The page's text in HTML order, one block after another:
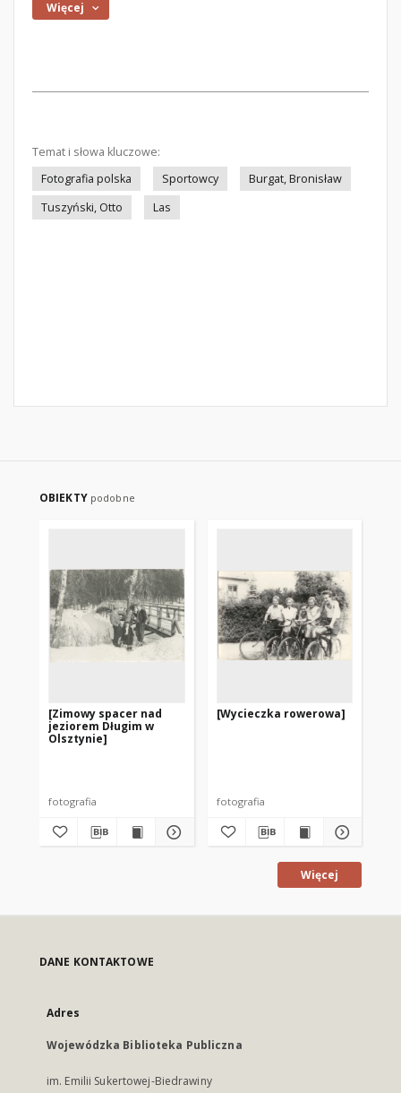
Więcej
Temat i słowa kluczowe:
Fotografia polska
Sportowcy
Burgat, Bronisław
Tuszyński, Otto
Las
OBIEKTY podobne
[Zimowy spacer nad
jeziorem Długim w
Olsztynie]
fotografia
[Wycieczka rowerowa]
fotografia
Więcej
DANE KONTAKTOWE
Adres
Wojewódzka Biblioteka Publiczna
im. Emilii Sukertowej-Biedrawiny